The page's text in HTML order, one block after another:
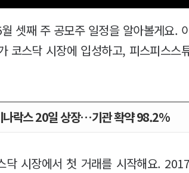
셋째 주 공모주 일정을 알아볼게요.
코스닥 시장에 입성하고, 피스피스스
나락스 20일 상장…기관 확약 98.2%
닥 시장에서 첫 거래를 시작해요.